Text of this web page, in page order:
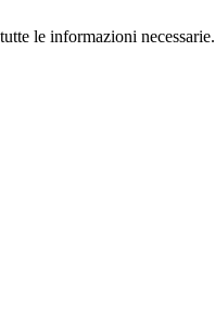
le informazioni necessarie.